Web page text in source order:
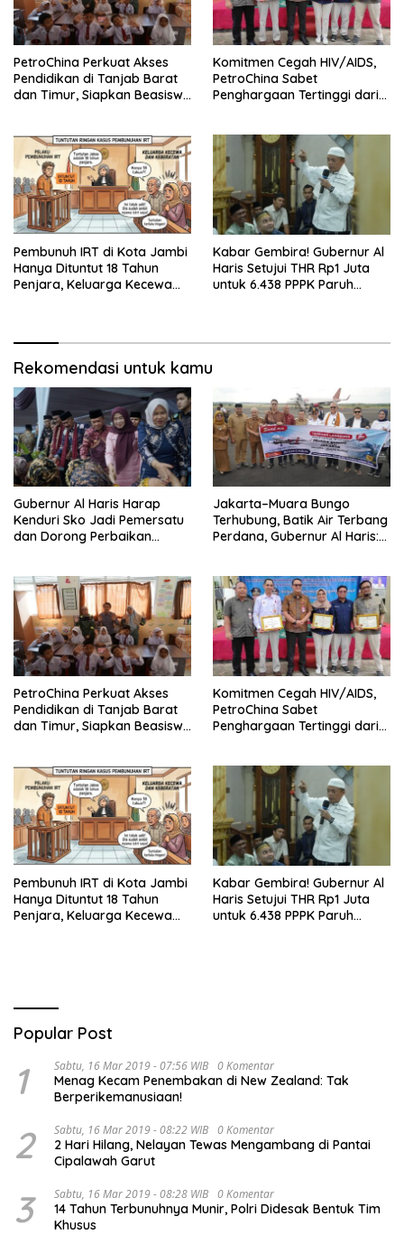
PetroChina Perkuat Akses
Pendidikan di Tanjab Barat
dan Timur, Siapkan Beasiswa
Komitmen Cegah HIV/AIDS,
PetroChina Sabet
Penghargaan Tertinggi dari
Pembunuh IRT di Kota Jambi
Hanya Dituntut 18 Tahun
Penjara, Keluarga Kecewa
Kabar Gembira! Gubernur Al
Haris Setujui THR Rp1 Juta
untuk 6.438 PPPK Paruh
Rekomendasi untuk kamu
Gubernur Al Haris Harap
Kenduri Sko Jadi Pemersatu
dan Dorong Perbaikan
Jakarta–Muara Bungo
Terhubung, Batik Air Terbang
Perdana, Gubernur Al Haris:
PetroChina Perkuat Akses
Pendidikan di Tanjab Barat
dan Timur, Siapkan Beasiswa
Komitmen Cegah HIV/AIDS,
PetroChina Sabet
Penghargaan Tertinggi dari
Pembunuh IRT di Kota Jambi
Hanya Dituntut 18 Tahun
Penjara, Keluarga Kecewa
Kabar Gembira! Gubernur Al
Haris Setujui THR Rp1 Juta
untuk 6.438 PPPK Paruh
Popular Post
1 Sabtu, 16 Mar 2019 - 07:56 WIB 0 Komentar
Menag Kecam Penembakan di New Zealand: Tak
Berperikemanusiaan!
2 Sabtu, 16 Mar 2019 - 08:22 WIB 0 Komentar
2 Hari Hilang, Nelayan Tewas Mengambang di Pantai
Cipalawah Garut
3 Sabtu, 16 Mar 2019 - 08:28 WIB 0 Komentar
14 Tahun Terbunuhnya Munir, Polri Didesak Bentuk Tim
Khusus